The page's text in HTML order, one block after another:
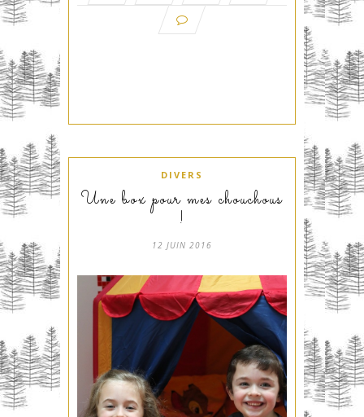
DIVERS
Une box pour mes chouchous
!
12 JUIN 2016